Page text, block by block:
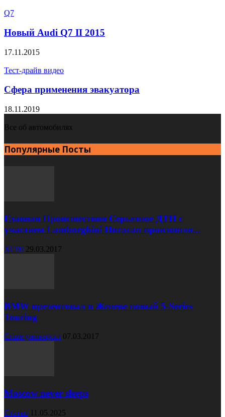
Q7
Новый Audi Q7 II 2015
17.11.2015
Тест-драйв видео
Сфера применения эвакуатора
18.11.2019
Все об автомобилях
Популярные Посты
Главная Происшествия Серьезное ДТП с
участием Lamborghini Huracan произошло...
XC90 29.03.2017
BMW презентовал в Женеве новый 5-Series
Touring
Cruze универсал 07.03.2017
Moscow never sleeps
Статьи 11.05.2025